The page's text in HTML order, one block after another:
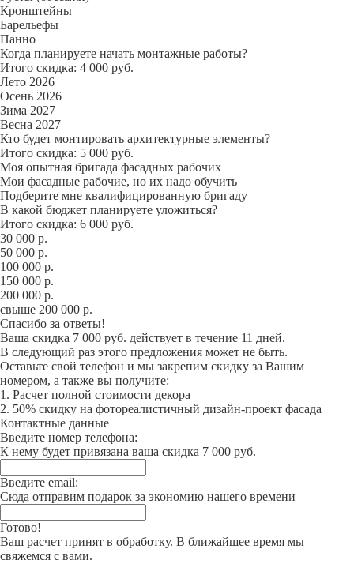
Кронштейны
Барельефы
Панно
Когда планируете начать монтажные работы?
Итого скидка: 4 000 руб.
Лето 2026
Осень 2026
Зима 2027
Весна 2027
Кто будет монтировать архитектурные элементы?
Итого скидка: 5 000 руб.
Моя опытная бригада фасадных рабочих
Мои фасадные рабочие, но их надо обучить
Подберите мне квалифицированную бригаду
В какой бюджет планируете уложиться?
Итого скидка: 6 000 руб.
30 000 р.
50 000 р.
100 000 р.
150 000 р.
200 000 р.
свыше 200 000 р.
Спасибо за ответы!
Ваша скидка 7 000 руб. действует в течение 11 дней.
В следующий раз этого предложения может не быть.
Оставьте свой телефон и мы закрепим скидку за Вашим
номером, а также вы получите:
1. Расчет полной стоимости декора
2. 50% скидку на фотореалистичный дизайн-проект фасада
Контактные данные
Введите номер телефона:
К нему будет привязана ваша скидка 7 000 руб.
Введите email:
Сюда отправим подарок за экономию нашего времени
Готово!
Ваш расчет принят в обработку. В ближайшее время мы
свяжемся с вами.